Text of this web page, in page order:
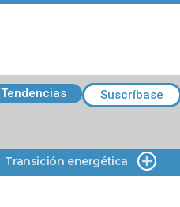
Tendencias Suscríbase
Transición energética